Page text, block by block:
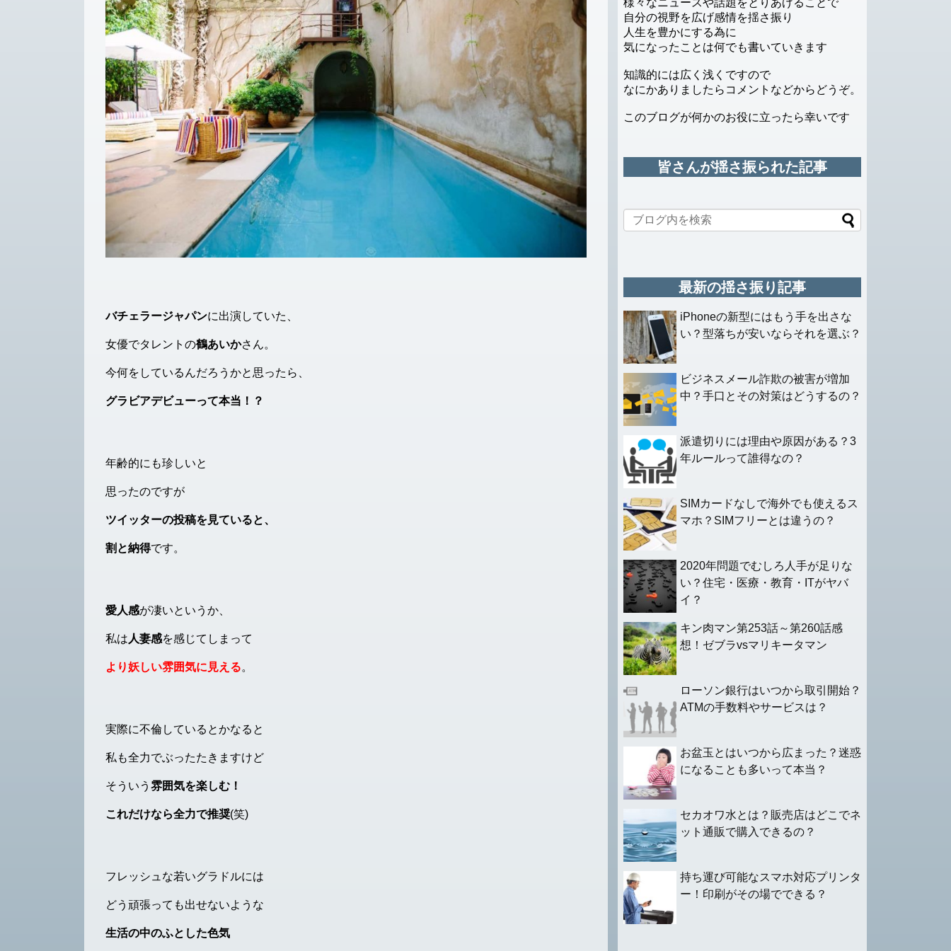
バチェラージャパンに出演していた、
女優でタレントの鶴あいかさん。
今何をしているんだろうかと思ったら、
グラビアデビューって本当！？
年齢的にも珍しいと
思ったのですが
ツイッターの投稿を見ていると、
割と納得です。
愛人感が凄いというか、
私は 人妻感を感じてしまって
より妖しい雰囲気に見える。
実際に不倫しているとかなると
私も全力でぶったたきますけど
そういう 雰囲気を楽しむ！
これだけなら全力で推奨(笑)
フレッシュな若いグラドルには
どう頑張っても出せないような
生活の中のふとした色気
様々なニュースや話題をとりあげることで
自分の視野を広げ感情を揺さ振り
人生を豊かにする為に
気になったことは何でも書いていきます
知識的には広く浅くですので
なにかありましたらコメントなどからどうぞ。
このブログが何かのお役に立ったら幸いです
皆さんが揺さ振られた記事
最新の揺さ振り記事
iPhoneの新型にはもう手を出さな
い？型落ちが安いならそれを選ぶ？
ビジネスメール詐欺の被害が増加
中？手口とその対策はどうするの？
派遣切りには理由や原因がある？3
年ルールって誰得なの？
SIMカードなしで海外でも使えるス
マホ？SIMフリーとは違うの？
2020年問題でむしろ人手が足りな
い？住宅・医療・教育・ITがヤバ
イ？
キン肉マン第253話～第260話感
想！ゼブラvsマリキータマン
ローソン銀行はいつから取引開始？
ATMの手数料やサービスは？
お盆玉とはいつから広まった？迷惑
になることも多いって本当？
セカオワ水とは？販売店はどこでネ
ット通販で購入できるの？
持ち運び可能なスマホ対応プリンタ
ー！印刷がその場でできる？